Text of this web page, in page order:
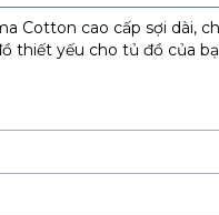
Cotton cao cấp sợi dài,
thiết yếu cho tủ đồ của